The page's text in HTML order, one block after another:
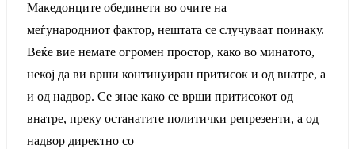
Македонците обединети во очите на
меѓународниот фактор, нештата се случуваат поинаку.
Веќе вие немате огромен простор, како во минатото,
некој да ви врши континуиран притисок и од внатре, а
и од надвор. Се знае како се врши притисокот од
внатре, преку останатите политички репрезенти, а од
надвор директно со